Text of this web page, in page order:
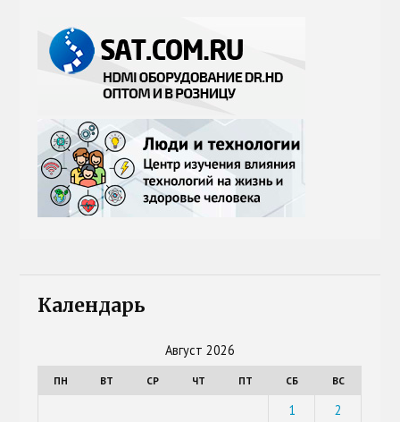
Календарь
Август 2026
ПН ВТ СР ЧТ ПТ СБ ВС
1
2